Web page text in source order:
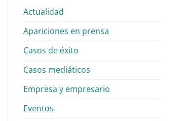
Actualidad
Apariciones en prensa
Casos de éxito
Casos mediáticos
Empresa y empresario
Eventos